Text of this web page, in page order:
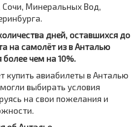
Сочи, Минеральных Вод,
дней, оставшихся до
на самолёт из в Анталью
чем на 10%.
купить авиабилеты в Анталью
выбирать условия
на свои пожелания и